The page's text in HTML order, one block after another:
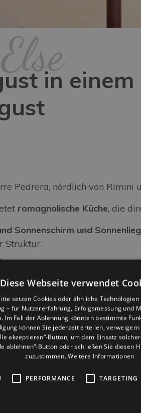
in
Pedrera, nördlich von Rimini
romagnolische Küche, die
Sonnenschirm und
Struktur.
und Person
Diese Webseite verwendet
setzen Cookies oder ähnliche
– für Nutzererfahrung, Erfolgsmessung und
Im Fall der Ablehnung könnten bestimmte
können Sie jederzeit erteilen,
akzeptieren“-Button, um dem Einsatz
ablehnen“-Button oder schließen Sie diesen
zuzustimmen.Weitere Informationen
PERFORMANCE TARGETING